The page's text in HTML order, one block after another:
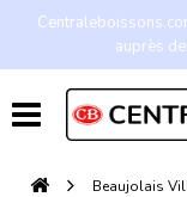
auprès
Beaujolais